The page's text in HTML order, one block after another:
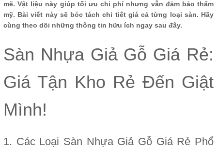
mẽ. Vật liệu này giúp tối ưu chi phí nhưng vẫn đảm bảo thẩm
mỹ. Bài viết này sẽ bóc tách chi tiết giá cả từng loại sàn. Hãy
cùng theo dõi những thông tin hữu ích ngay sau đây.
Sàn Nhựa Giả Gỗ Giá Rẻ:
Giá Tận Kho Rẻ Đến Giật
Mình!
1. Các Loại Sàn Nhựa Giả Gỗ Giá Rẻ Phổ